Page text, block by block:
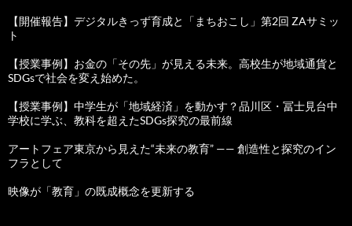
【開催報告】デジタルきっず育成と「まちおこし」第2回 ZAサミッ
ト
【授業事例】お金の「その先」が見える未来。高校生が地域通貨と
SDGsで社会を変え始めた。
【授業事例】中学生が「地域経済」を動かす？品川区・冨士見台中
学校に学ぶ、教科を超えたSDGs探究の最前線
アートフェア東京から見えた“未来の教育” —— 創造性と探究のイン
フラとして
映像が「教育」の既成概念を更新する